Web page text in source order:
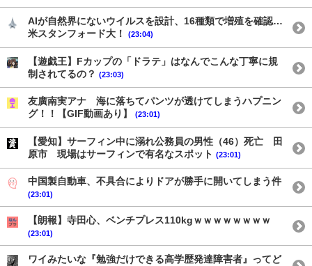
AIが自然界にないウイルスを設計、16種類で増殖を確認…
米スタンフォード大！
(23:04)
【遊戯王】Fカップの「ドラテ」はなんでこんな丁寧に規
制されてるの？ (23:03)
友廣南実アナ 海に落ちてパンツが透けてしまうハプニン
グ！！【GIF動画あり】
(23:01)
【愛知】サーフィン中に溺れ公務員の男性（46）死亡 田
原市 現場はサーフィンで有名なスポット (23:01)
中国製自動車、不具合によりドアが勝手に開いてしまう件
(23:01)
【朗報】寺田心、ベンチプレス110kgｗｗｗｗｗｗｗｗ
(23:01)
ワイみたいな『勉強だけできる高学歴発達障害者』ってど